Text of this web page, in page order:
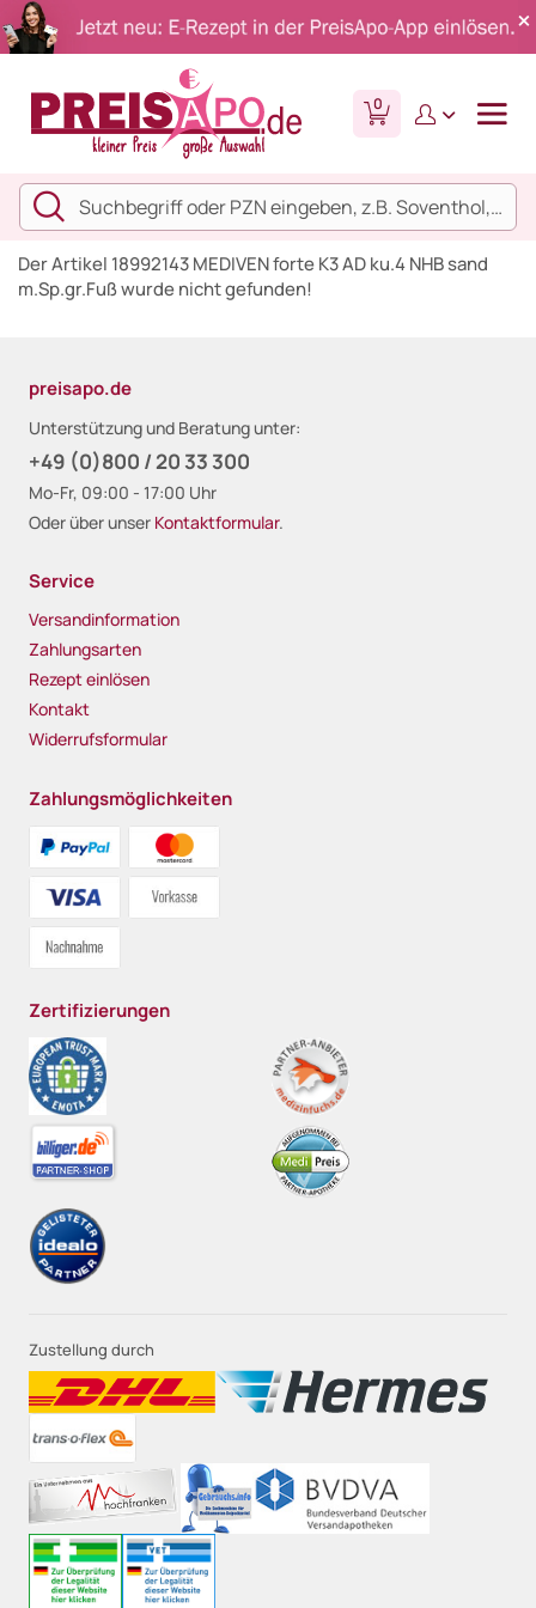
0
Der Artikel 18992143 MEDIVEN forte K3 AD ku.4 NHB sand
m.Sp.gr.Fuß wurde nicht gefunden!
preisapo.de
Unterstützung und Beratung unter:
+49 (0)800 / 20 33 300
Mo-Fr, 09:00 - 17:00 Uhr
Oder über unser Kontaktformular.
Service
Versandinformation
Zahlungsarten
Rezept einlösen
Kontakt
Widerrufsformular
Zahlungsmöglichkeiten
Zertifizierungen
Zustellung durch